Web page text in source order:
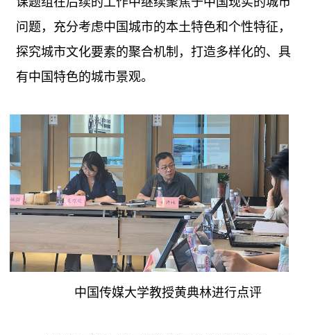
问题，充分考虑中国城市的本土特色和个性特征，
探究城市文化要素的聚合机制，打造多样化的、具
有中国特色的城市景观。
中国传媒大学教授黄典林进行点评